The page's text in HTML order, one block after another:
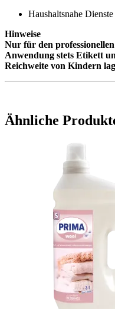
Haushaltsnahe Dienste
Hinweise
Nur für den
Anwendung stets Etikett
Reichweite von Kindern
Ähnliche